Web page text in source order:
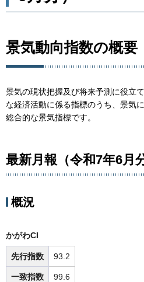
景気動向指数の概要
景気の現状把握及び将来予測に役立
な経済活動に係る指標のうち、景気
総合的な景気指標です。
最新月報（令和7年6月
概況
かがわCI
先行指数 93.2
一致指数 99.6